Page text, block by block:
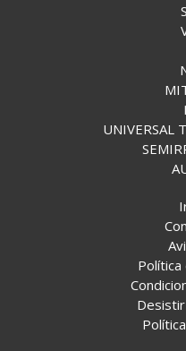
UNIVERSAL
Política